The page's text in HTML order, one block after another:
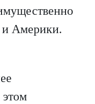
и Америки.